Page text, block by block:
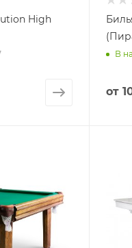
High
В
от